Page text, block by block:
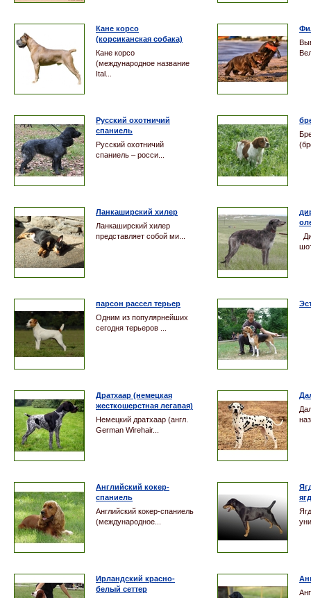
Кане корсо
(корсиканская собака)
Кане корсо
(международное название
Ital...
Русский охотничий
спаниель
Русский охотничий
спаниель – росси...
Ланкаширский хилер
Ланкаширский хилер
представляет собой ми...
парсон рассел терьер
Одним из популярнейших
сегодня терьеров ...
Дратхаар (немецкая
жесткошерстная легавая)
Немецкий дратхаар (англ.
German Wirehair...
Английский кокер-
спаниель
Английский кокер-спаниель
(международное...
Ирландский красно-
белый сеттер